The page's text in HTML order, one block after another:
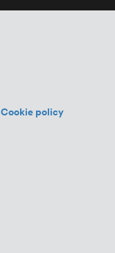
Cookie policy